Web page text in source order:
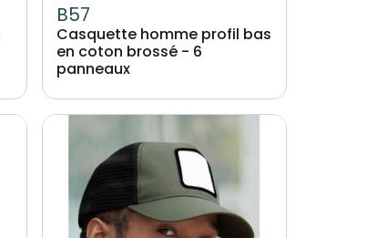
B57
Casquette homme profil bas
en coton brossé - 6
panneaux
Image